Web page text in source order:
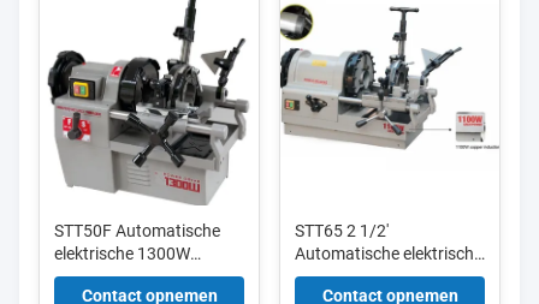
STT50F Automatische
elektrische 1300W
draadmachine voor
metalen rollende buizen
Contact opnemen
STT65 2 1/2'
Automatische elektrische
1/2 inch tot 2 1/2 inch
Pipe Threading Machine
Contact opnemen